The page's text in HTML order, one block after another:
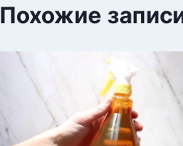
Похожие